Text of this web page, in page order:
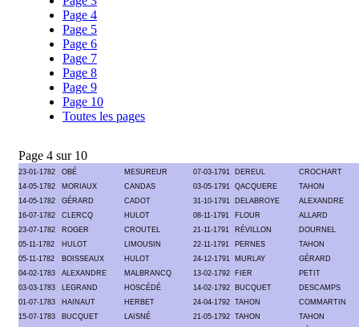
Page 4
Page 5
Page 6
Page 7
Page 8
Page 9
Page 10
Toutes les pages
Page 4 sur 10
23-01-1782 OBÉ MESUREUR 07-03-1791 DEREUL
CROCHART
14-05-1782
MORIAUX CANDAS 03-05-1791 QACQUERE
TAHON
14-05-1782
GÉRARD CADOT 31-10-1791 DELABROYE
ALEXANDRE
16-07-1782
CLERCQ HULOT 08-11-1791 FLOUR
ALLARD
23-07-1782
ROGER CROUTEL 21-11-1791 RÉVILLON
DOURNEL
05-11-1782
HULOT LIMOUSIN 22-11-1791 PERNES
TAHON
05-11-1782
BOISSEAUX HULOT 24-12-1791 MURLAY
GÉRARD
04-02-1783
ALEXANDRE MALBRANCQ 13-02-1792 FIER
PETIT
03-03-1783
LEGRAND HOSCÉDÉ 14-02-1792 BUCQUET
DESCAMPS
01-07-1783
HAINAUT HERBET 24-04-1792 TAHON
COMMARTIN
15-07-1783
BUCQUET LAISNÉ 21-05-1792 TAHON TAHON